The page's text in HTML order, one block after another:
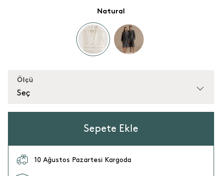
Natural
Ölçü
Seç
Sepete Ekle
10 Ağustos Pazartesi Kargoda